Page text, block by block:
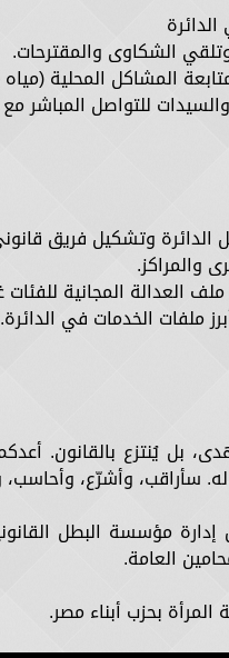
الشكاوى والمقترحات.
المشاكل المحلية
للتواصل المباشر مع
وتشكيل فريق
والمراكز.
العدالة المجانية للفئات
ملفات الخدمات في الدائرة.
بل يُنتزع بالقانون.
سأراقب، وأشرّع،
مؤسسة البطل
العامة.
المرأة بحزب أبناء مصر.